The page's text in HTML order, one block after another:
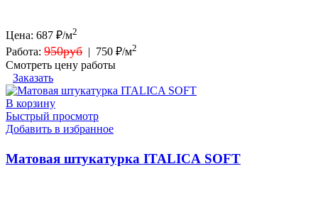
Цена: 687 ₽/м2
Работа: 950руб | 750 ₽/м2
Смотреть цену работы
Заказать
В корзину
Быстрый просмотр
Добавить в избранное
Матовая штукатурка ITALICA SOFT